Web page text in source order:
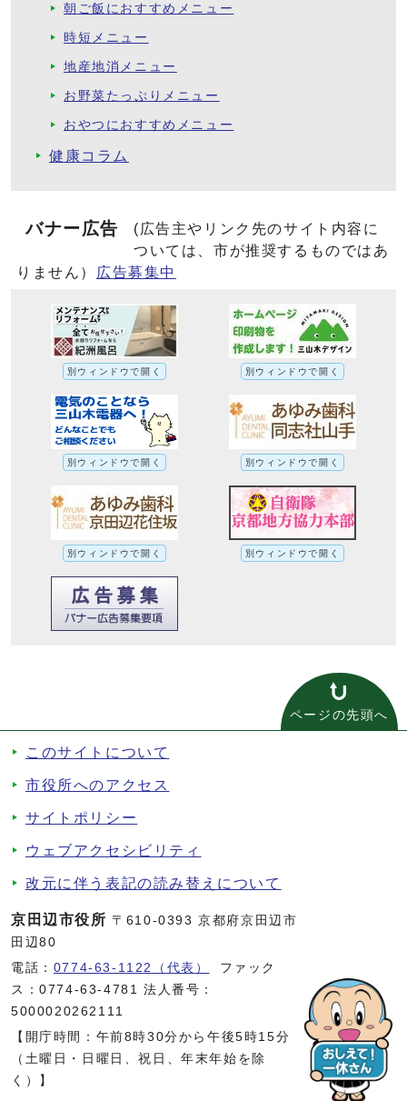
朝ご飯におすすめメニュー
時短メニュー
地産地消メニュー
お野菜たっぷりメニュー
おやつにおすすめメニュー
健康コラム
バナー広告
(広告主やリンク先のサイト内容に
ついては、市が推奨するものではあ
りません）
広告募集中
別ウィンドウで開く 別ウィンドウで開く
別ウィンドウで開く 別ウィンドウで開く
別ウィンドウで開く 別ウィンドウで開く
ページの先頭へ
このサイトについて
市役所へのアクセス
サイトポリシー
ウェブアクセシビリティ
改元に伴う表記の読み替えについて
京田辺市役所 〒610-0393 京都府京田辺市
田辺80
電話： 0774-63-1122（代表）
ファック
ス：0774-63-4781 法人番号：
5000020262111
【開庁時間：午前8時30分から午後5時15分
（土曜日・日曜日、祝日、年末年始を除
く）】